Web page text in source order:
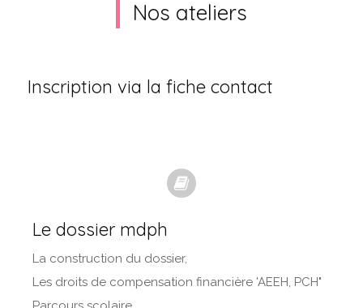
Nos ateliers
Inscription via la fiche contact
Le dossier mdph
La construction du dossier,
Les droits de compensation financière 'AEEH, PCH"